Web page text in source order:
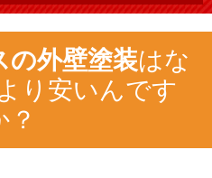
の外壁塗装はな
り安いんです
？